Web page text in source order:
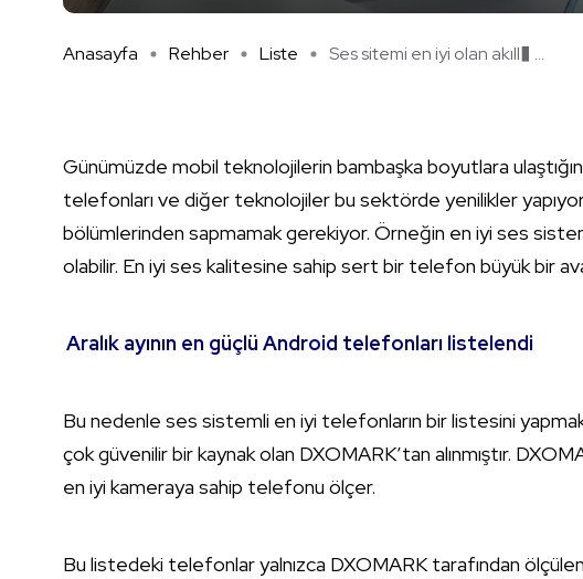
Anasayfa Rehber Liste Ses sitemi en iyi olan akıll� ...
Günümüzde mobil teknolojilerin bambaşka boyutlara
telefonları ve diğer teknolojiler bu sektörde yenilikler yapıyor.
bölümlerinden sapmamak gerekiyor. Örneğin en iyi ses
olabilir. En iyi ses kalitesine sahip sert bir telefon büyük bir
Aralık ayının en güçlü Android telefonları listelendi
Bu nedenle ses sistemli en iyi telefonların bir listesini
çok güvenilir bir kaynak olan DXOMARK’tan alınmıştır.
en iyi kameraya sahip telefonu ölçer.
Bu listedeki telefonlar yalnızca DXOMARK tarafından